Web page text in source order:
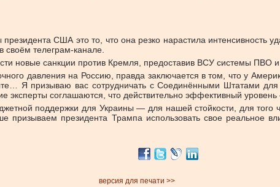
США это то, что она резко нарастила интенсивность
своём телеграм-канале.
новые санкции против Кремля, предоставив ВСУ системы ПВО
давления на Россию, правда заключается в том, что у
Я призываю вас сотрудничать с Соединёнными Штатами
эксперты соглашаются, что действительно эффективный
поддержки для Украины — для нашей стойкости, для
президента Трампа использовать свое реальное
версия для печати >>